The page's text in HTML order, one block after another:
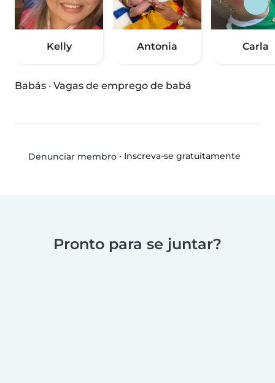
Kelly Antonia Carla
Babás · Vagas de emprego de babá
Denunciar membro• Inscreva-se gratuitamente
Pronto para se juntar?